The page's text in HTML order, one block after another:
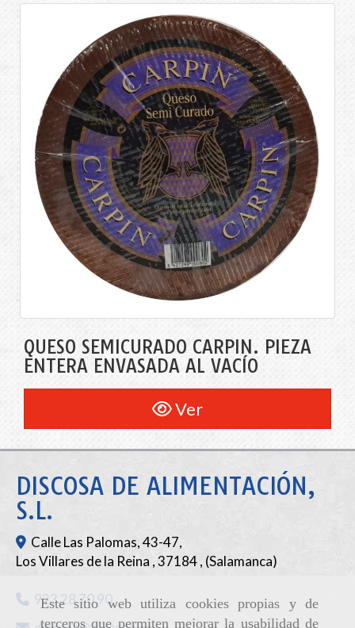
Este sitio web utiliza cookies propias y de
terceros que permiten mejorar la usabilidad de
QUESO SEMICURADO CARPIN. PIEZA
ENTERA ENVASADA AL VACÍO
Ver
DISCOSA DE ALIMENTACIÓN,
S.L.
Calle Las Palomas, 43-47,
Los Villares de la Reina ,37184, (Salamanca)
923 28 70 90